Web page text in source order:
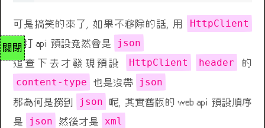
可是搞笑的來了, 如果不移除的話, 用 HttpClient
去打 api 預設竟然會是 json
追查下去才發現預設 HttpClient header 的
content-type 也是沒帶 json
那為何是撈到 json
呢, 其實舊版的 web api 預設順序
是
json 然後才是 xml
關閉